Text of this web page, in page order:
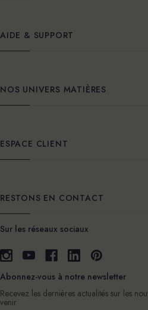
AIDE & SUPPORT
NOS UNIVERS MATIÈRES
ESPACE CLIENT
RESTONS EN CONTACT
Sur les réseaux sociaux
Abonnez-vous à notre newsletter
Recevez les dernières actualités sur les
venir